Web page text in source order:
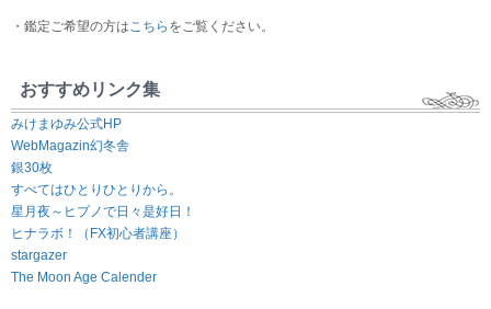
・鑑定ご希望の方はこちら をご覧ください。
おすすめリンク集
みけまゆみ公式HP
WebMagazin幻冬舎
銀30枚
すべてはひとりひとりから。
星月夜～ヒプノで日々是好日！
ヒナラボ！（FX初心者講座）
stargazer
The Moon Age Calender